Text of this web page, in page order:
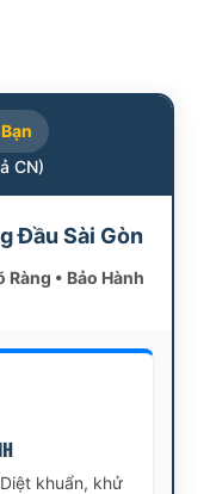
CN)
Đầu Sài Gòn
Ràng • Bảo Hành
khuẩn, khử